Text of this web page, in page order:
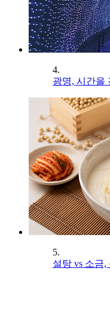
4.
광명, 시간을
5.
설탕 vs 소금